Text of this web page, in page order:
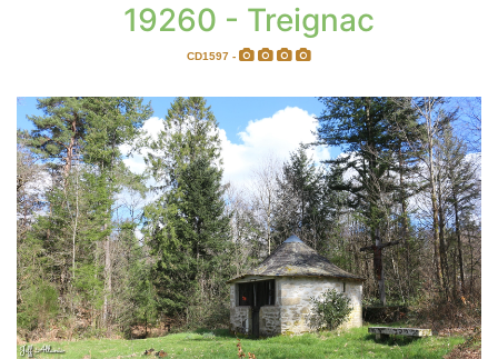
19260 - Treignac
CD1597 -